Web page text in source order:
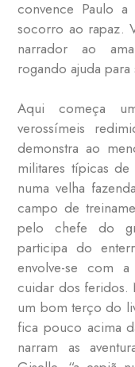
convence Paulo
socorro ao rapaz.
narrador ao
rogando ajuda para
Aqui começa
verossímeis
demonstra ao
militares típicas
numa velha
campo de
pelo chefe do
participa do
envolve-se com
cuidar dos feridos.
um bom terço do
fica pouco acima
narram as